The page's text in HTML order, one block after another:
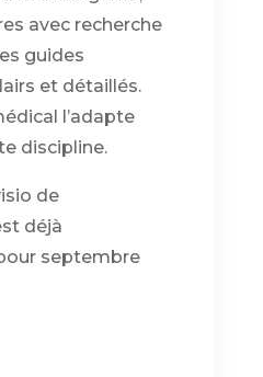
avec recherche
guides
et détaillés.
l’adapte
discipline.
de
déjà
septembre